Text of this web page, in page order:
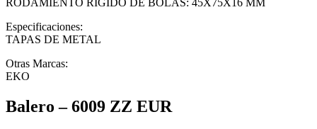
Especificaciones:
TAPAS DE METAL
Otras Marcas:
EKO
Balero – 6009 ZZ EUR